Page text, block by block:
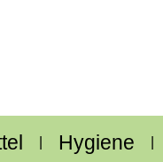
Hygiene